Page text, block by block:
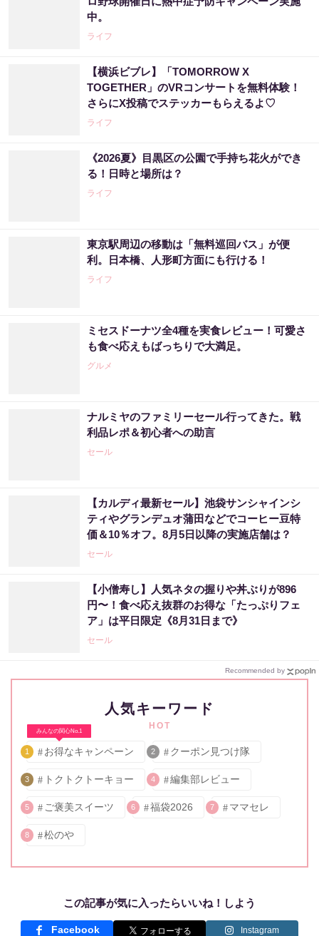
中。
ライフ
【横浜ビブレ】「TOMORROW X
TOGETHER」のVRコンサートを無料体験！
さらにX投稿でステッカーもらえるよ♡
ライフ
《2026夏》目黒区の公園で手持ち花火ができ
る！日時と場所は？
ライフ
東京駅周辺の移動は「無料巡回バス」が便
利。日本橋、人形町方面にも行ける！
ライフ
ミセスドーナツ全4種を実食レビュー！可愛さ
も食べ応えもばっちりで大満足。
グルメ
ナルミヤのファミリーセール行ってきた。戦
利品レポ＆初心者への助言
セール
【カルディ最新セール】池袋サンシャインシ
ティやグランデュオ蒲田などでコーヒー豆特
価＆10％オフ。8月5日以降の実施店舗は？
セール
【小僧寿し】人気ネタの握りや丼ぶりが896
円〜！食べ応え抜群のお得な「たっぷりフェ
ア」は平日限定《8月31日まで》
セール
Recommended by
人気キーワード
HOT
みんなの関心No.1
1 お得なキャンペーン 2 クーポン見つけ隊
3 トクトクトーキョー 4 編集部レビュー
5 ご褒美スイーツ 6 福袋2026 7 ママセレ
8 松のや
この記事が気に入ったらいいね！しよう
Facebook Instagram